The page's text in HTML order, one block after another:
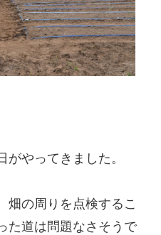
やってきました。
畑の周りを点検するこ
た道は問題なさそうで